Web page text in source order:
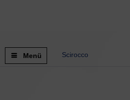
Menü Scirocco